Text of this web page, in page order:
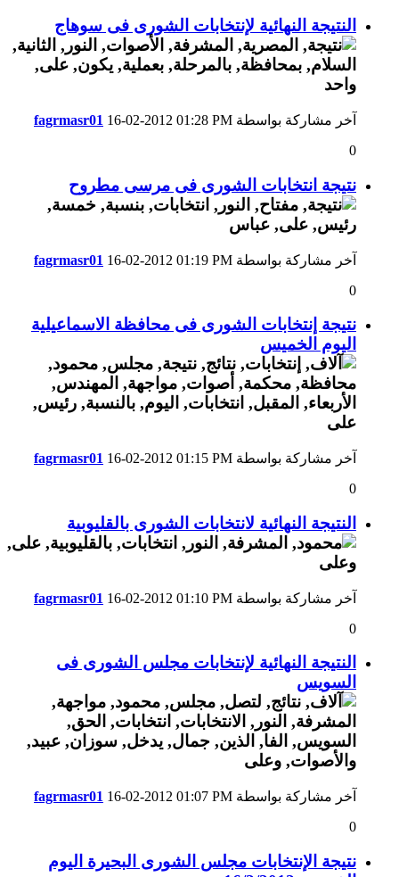
النتيجة النهائية لإنتخابات الشورى فى سوهاج
آخر مشاركة بواسطة fagrmasr01 16-02-2012 01:28 PM
0
نتيجة انتخابات الشورى فى مرسى مطروح
آخر مشاركة بواسطة fagrmasr01 16-02-2012 01:19 PM
0
نتيجة إنتخابات الشورى فى محافظة الاسماعيلية
اليوم الخميس
آخر مشاركة بواسطة fagrmasr01 16-02-2012 01:15 PM
0
النتيجة النهائية لانتخابات الشورى بالقليوبية
آخر مشاركة بواسطة fagrmasr01 16-02-2012 01:10 PM
0
النتيجة النهائية لإنتخابات مجلس الشورى فى
السويس
آخر مشاركة بواسطة fagrmasr01 16-02-2012 01:07 PM
0
نتيجة الإنتخابات مجلس الشورى البحيرة اليوم